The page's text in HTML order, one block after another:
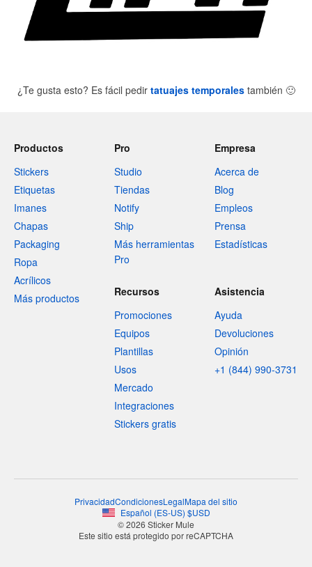
¿Te gusta esto? Es fácil pedir tatuajes temporalestambién 🙂
Productos
Stickers
Etiquetas
Imanes
Chapas
Packaging
Ropa
Acrílicos
Más productos
Pro
Studio
Tiendas
Notify
Ship
Más herramientas
Pro
Empresa
Acerca de
Blog
Empleos
Prensa
Estadísticas
Recursos
Promociones
Equipos
Plantillas
Usos
Mercado
Integraciones
Stickers gratis
Asistencia
Ayuda
Devoluciones
Opinión
+1 (844) 990-3731
PrivacidadCondicionesLegalMapa del sitio
Español (ES-US) $USD
© 2026 Sticker Mule
Este sitio está protegido por reCAPTCHA